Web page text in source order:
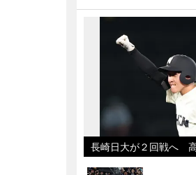
長崎日大が２回戦へ